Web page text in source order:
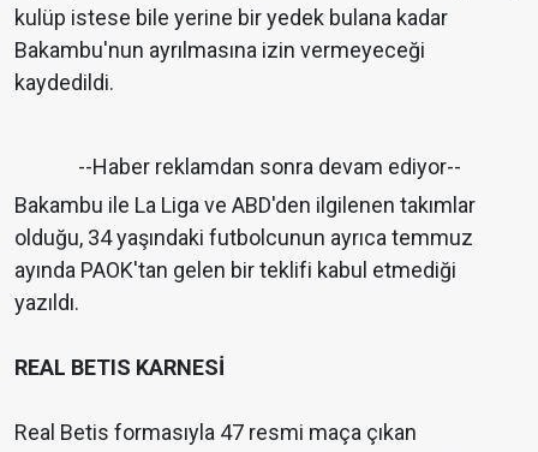
kulüp istese bile yerine bir yedek bulana kadar
Bakambu'nun ayrılmasına izin vermeyeceği
kaydedildi.
--Haber reklamdan sonra devam ediyor--
Bakambu ile La Liga ve ABD'den ilgilenen takımlar
olduğu, 34 yaşındaki futbolcunun ayrıca temmuz
ayında PAOK'tan gelen bir teklifi kabul etmediği
yazıldı.
REAL BETIS KARNESİ
Real Betis formasıyla 47 resmi maça çıkan